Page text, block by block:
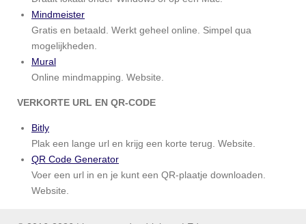
Mindmeister
Gratis en betaald. Werkt geheel online. Simpel qua
mogelijkheden.
Mural
Online mindmapping. Website.
VERKORTE URL EN QR-CODE
Bitly
Plak een lange url en krijg een korte terug. Website.
QR Code Generator
Voer een url in en je kunt een QR-plaatje downloaden.
Website.